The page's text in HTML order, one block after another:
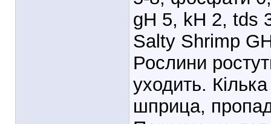
gH 5, kH 2, tds
Salty Shrimp
Рослини
уходить.
шприца,